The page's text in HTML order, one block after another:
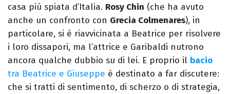
casa più spiata d’Italia. Rosy Chin (che ha avuto
anche un confronto con Grecia Colmenares), in
particolare, si è riavvicinata a Beatrice per risolvere
i loro dissapori, ma l’attrice e Garibaldi nutrono
ancora qualche dubbio su di lei. E proprio il bacio
tra Beatrice e Giuseppe è destinato a far discutere:
che si tratti di sentimento, di scherzo o di strategia,